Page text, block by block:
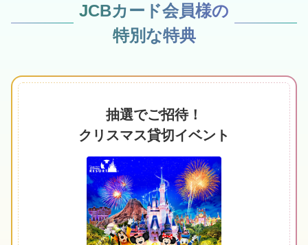
JCBカード会員様の
特別な特典
抽選でご招待！
クリスマス貸切イベント